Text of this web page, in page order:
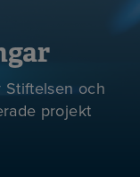
Stiftelsen och
projekt